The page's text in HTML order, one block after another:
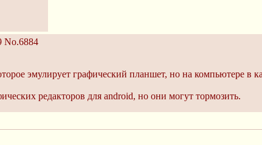
No.6884
эмулирует графический планшет, но на компьютере в
редакторов для android, но они могут тормозить.